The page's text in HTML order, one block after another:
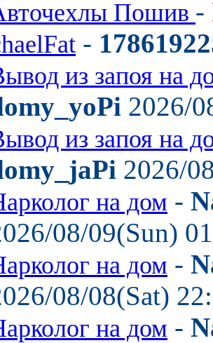
Пошив -
-
из запоя на
2026/
из запоя на
2026/
на дом -
08/09(Sun)
на дом -
08/08(Sat)
на дом -